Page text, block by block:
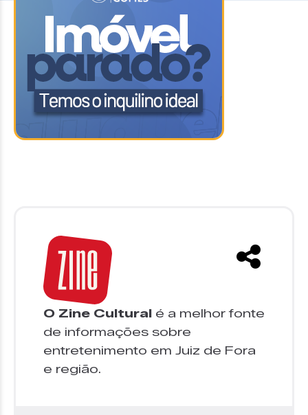
O Zine Cultural é a melhor fonte
de informações sobre
entretenimento em Juiz de Fora
e região.